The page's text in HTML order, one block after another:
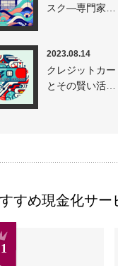
スク—専門家…
2023.08.14
クレジットカ
とその賢い活…
すめ現金化サー